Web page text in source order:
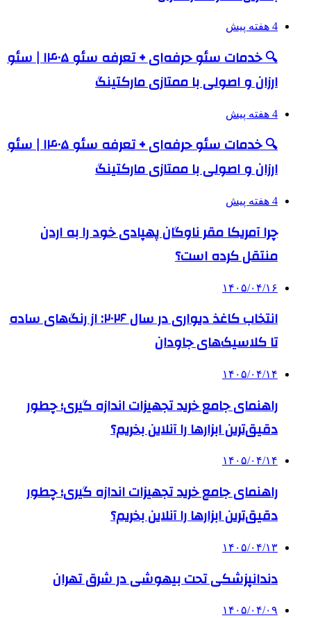
4 هفته پیش
🔍 خدمات سئو حرفه‌ای + تعرفه سئو ۱۴۰۵ | سئو
ارزان و اصولی با ممتازی مارکتینگ
4 هفته پیش
🔍 خدمات سئو حرفه‌ای + تعرفه سئو ۱۴۰۵ | سئو
ارزان و اصولی با ممتازی مارکتینگ
4 هفته پیش
چرا آمریکا مقر ناوگان پهپادی خود را به اردن
منتقل کرده است؟
۱۴۰۵/۰۴/۱۶
انتخاب کاغذ دیواری در سال ۲۰۲۶: از رنگ‌های ساده
تا کلاسیک‌های جاودان
۱۴۰۵/۰۴/۱۴
راهنمای جامع خرید تجهیزات اندازه گیری؛ چطور
دقیق‌ترین ابزارها را آنلاین بخریم؟
۱۴۰۵/۰۴/۱۴
راهنمای جامع خرید تجهیزات اندازه گیری؛ چطور
دقیق‌ترین ابزارها را آنلاین بخریم؟
۱۴۰۵/۰۴/۱۳
دندانپزشکی تحت بیهوشی در شرق تهران
۱۴۰۵/۰۴/۰۹